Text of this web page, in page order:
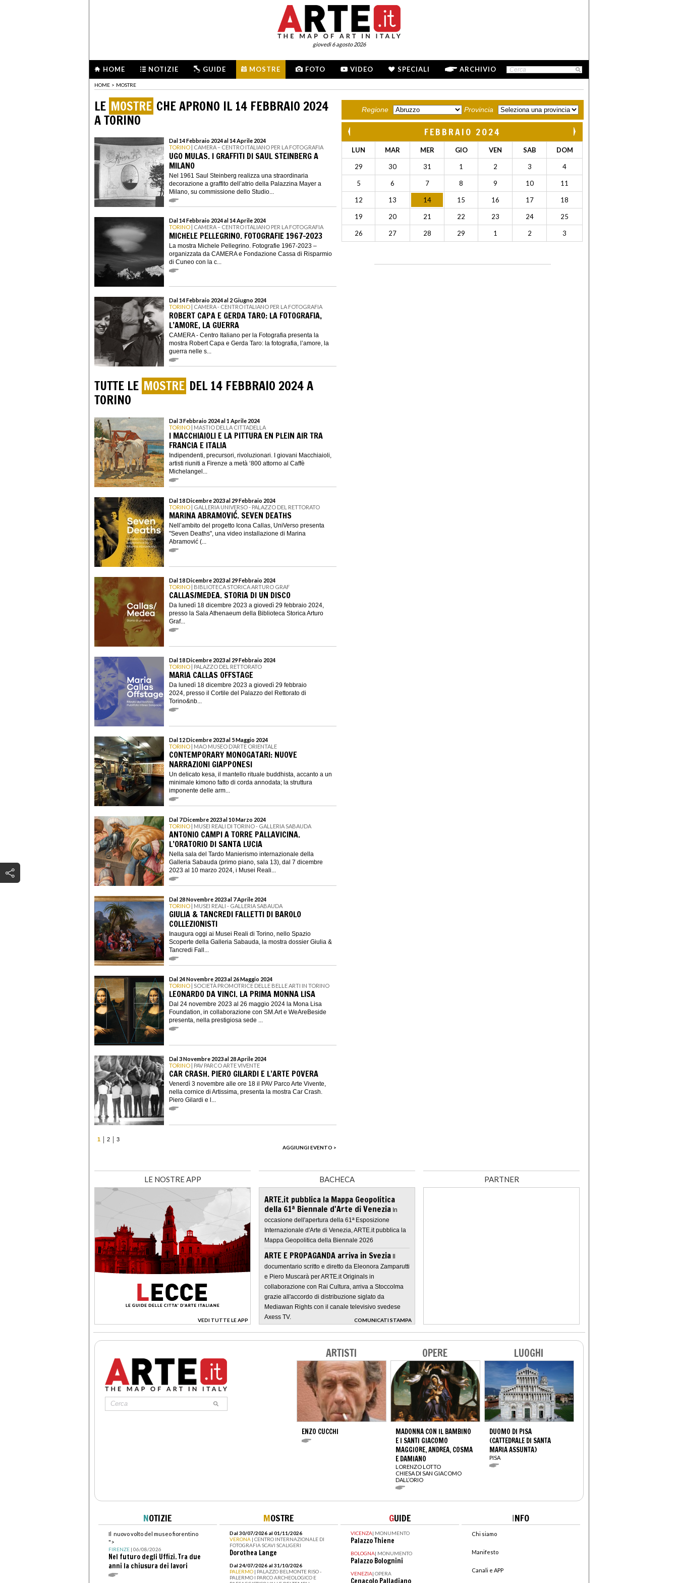
giovedì 6 agosto 2026
HOME NOTIZIE GUIDE MOSTRE FOTO VIDEO SPECIALI ARCHIVIO
HOME > MOSTRE
LE MOSTRE CHE APRONO IL 14 FEBBRAIO 2024
A TORINO
Dal 14 Febbraio 2024 al 14 Aprile 2024
TORINO | CAMERA – CENTRO ITALIANO PER LA FOTOGRAFIA
UGO MULAS. I GRAFFITI DI SAUL STEINBERG A
MILANO
Nel 1961 Saul Steinberg realizza una straordinaria
decorazione a graffito dell’atrio della Palazzina Mayer a
Milano, su commissione dello Studio...
Dal 14 Febbraio 2024 al 14 Aprile 2024
TORINO | CAMERA – CENTRO ITALIANO PER LA FOTOGRAFIA
MICHELE PELLEGRINO. FOTOGRAFIE 1967-2023
La mostra Michele Pellegrino. Fotografie 1967-2023 –
organizzata da CAMERA e Fondazione Cassa di Risparmio
di Cuneo con la c...
Dal 14 Febbraio 2024 al 2 Giugno 2024
TORINO | CAMERA - CENTRO ITALIANO PER LA FOTOGRAFIA
ROBERT CAPA E GERDA TARO: LA FOTOGRAFIA,
L’AMORE, LA GUERRA
CAMERA - Centro Italiano per la Fotografia presenta la
mostra Robert Capa e Gerda Taro: la fotografia, l’amore, la
guerra nelle s...
TUTTE LE MOSTRE DEL 14 FEBBRAIO 2024 A
TORINO
Dal 3 Febbraio 2024 al 1 Aprile 2024
TORINO | MASTIO DELLA CITTADELLA
I MACCHIAIOLI E LA PITTURA EN PLEIN AIR TRA
FRANCIA E ITALIA
Indipendenti, precursori, rivoluzionari. I giovani Macchiaioli,
artisti riuniti a Firenze a metà ‘800 attorno al Caffè
Michelangel...
Dal 18 Dicembre 2023 al 29 Febbraio 2024
TORINO | GALLERIA UNIVERSO - PALAZZO DEL RETTORATO
MARINA ABRAMOVIĆ. SEVEN DEATHS
Nell’ambito del progetto Icona Callas, UniVerso presenta
"Seven Deaths", una video installazione di Marina
Abramović (...
Dal 18 Dicembre 2023 al 29 Febbraio 2024
TORINO | BIBLIOTECA STORICA ARTURO GRAF
CALLAS/MEDEA. STORIA DI UN DISCO
Da lunedì 18 dicembre 2023 a giovedì 29 febbraio 2024,
presso la Sala Athenaeum della Biblioteca Storica Arturo
Graf...
Dal 18 Dicembre 2023 al 29 Febbraio 2024
TORINO | PALAZZO DEL RETTORATO
MARIA CALLAS OFFSTAGE
Da lunedì 18 dicembre 2023 a giovedì 29 febbraio
2024, presso il Cortile del Palazzo del Rettorato di
Torino&nb...
Dal 12 Dicembre 2023 al 5 Maggio 2024
TORINO | MAO MUSEO D’ARTE ORIENTALE
CONTEMPORARY MONOGATARI: NUOVE
NARRAZIONI GIAPPONESI
Un delicato kesa, il mantello rituale buddhista, accanto a un
minimale kimono fatto di corda annodata; la struttura
imponente delle arm...
Dal 7 Dicembre 2023 al 10 Marzo 2024
TORINO | MUSEI REALI DI TORINO - GALLERIA SABAUDA
ANTONIO CAMPI A TORRE PALLAVICINA.
L’ORATORIO DI SANTA LUCIA
Nella sala del Tardo Manierismo internazionale della
Galleria Sabauda (primo piano, sala 13), dal 7 dicembre
2023 al 10 marzo 2024, i Musei Reali...
Dal 28 Novembre 2023 al 7 Aprile 2024
TORINO | MUSEI REALI - GALLERIA SABAUDA
GIULIA & TANCREDI FALLETTI DI BAROLO
COLLEZIONISTI
Inaugura oggi ai Musei Reali di Torino, nello Spazio
Scoperte della Galleria Sabauda, la mostra dossier Giulia &
Tancredi Fall...
Dal 24 Novembre 2023 al 26 Maggio 2024
TORINO | SOCIETÀ PROMOTRICE DELLE BELLE ARTI IN TORINO
LEONARDO DA VINCI. LA PRIMA MONNA LISA
Dal 24 novembre 2023 al 26 maggio 2024 la Mona Lisa
Foundation, in collaborazione con SM.Art e WeAreBeside
presenta, nella prestigiosa sede ...
Dal 3 Novembre 2023 al 28 Aprile 2024
TORINO | PAV PARCO ARTE VIVENTE
CAR CRASH. PIERO GILARDI E L’ARTE POVERA
Venerdì 3 novembre alle ore 18 il PAV Parco Arte Vivente,
nella cornice di Artissima, presenta la mostra Car Crash.
Piero Gilardi e l...
1 2
3
AGGIUNGI EVENTO >
Regione Provincia
FEBBRAIO 2024
LUN MAR MER GIO VEN SAB DOM
29 30 31 1 2 3 4
5 6 7 8 9 10 11
12 13 14 15 16 17 18
19 20 21 22 23 24 25
26 27 28 29 1 2 3
LE NOSTRE APP
VEDI TUTTE LE APP
>
BACHECA
ARTE.it pubblica la Mappa Geopolitica
della 61ª Biennale d'Arte di Venezia In
occasione dell'apertura della 61ª Esposizione
Internazionale d'Arte di Venezia, ARTE.it pubblica la
Mappa Geopolitica della Biennale 2026
ARTE E PROPAGANDA arriva in Svezia Il
documentario scritto e diretto da Eleonora Zamparutti
e Piero Muscarà per ARTE.it Originals in
collaborazione con Rai Cultura, arriva a Stoccolma
grazie all'accordo di distribuzione siglato da
Mediawan Rights con il canale televisivo svedese
Axess TV.
COMUNICATI STAMPA
>
PARTNER
ARTISTI
ENZO CUCCHI
OPERE
MADONNA CON IL BAMBINO
E I SANTI GIACOMO
MAGGIORE, ANDREA, COSMA
E DAMIANO
LORENZO LOTTO
CHIESA DI SAN GIACOMO
DALL’ORIO
LUOGHI
DUOMO DI PISA
(CATTEDRALE DI SANTA
MARIA ASSUNTA)
PISA
NOTIZIE
Il nuovo volto del museo fiorentino
">
FIRENZE| 06/08/2026
Nel futuro degli Uffizi. Tra due
anni la chiusura dei lavori
MOSTRE
Dal 30/07/2026 al 01/11/2026
VERONA | CENTRO INTERNAZIONALE DI
FOTOGRAFIA SCAVI SCALIGERI
Dorothea Lange
Dal 24/07/2026 al 31/10/2026
PALERMO | PALAZZO BELMONTE RISO -
PALERMO I PARCO ARCHEOLOGICO E
GUIDE
VICENZA| MONUMENTO
Palazzo Thiene
BOLOGNA| MONUMENTO
Palazzo Bolognini
VENEZIA| OPERA
Cenacolo Palladiano
INFO
Chi siamo
Manifesto
Canali e APP